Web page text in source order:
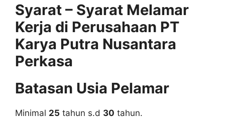
Syarat – Syarat Melamar
Kerja di Perusahaan PT
Karya Putra Nusantara
Perkasa
Batasan Usia Pelamar
Minimal 25 tahun s.d 30 tahun.